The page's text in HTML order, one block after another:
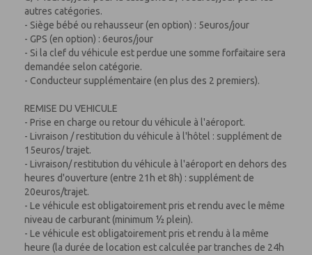
autres catégories.
- Siège bébé ou rehausseur (en option) : 5euros/jour
- GPS (en option) : 6euros/jour
- Si la clef du véhicule est perdue une somme forfaitaire sera
demandée selon catégorie.
- Conducteur supplémentaire (en plus des 2 premiers).
REMISE DU VEHICULE
- Prise en charge ou retour du véhicule à l'aéroport.
- Livraison / restitution du véhicule à l'hôtel : supplément de
15euros/ trajet.
- Livraison/ restitution du véhicule à l'aéroport en dehors des
heures d'ouverture (entre 21h et 8h) : supplément de
20euros/trajet.
- Le véhicule est obligatoirement pris et rendu avec le même
niveau de carburant (minimum ½ plein).
- Le véhicule est obligatoirement pris et rendu à la même
heure (la durée de location est calculée par tranches de 24h